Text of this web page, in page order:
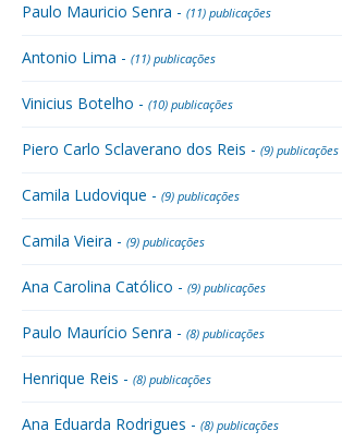
Paulo Mauricio Senra - (11) publicações
Antonio Lima - (11) publicações
Vinicius Botelho - (10) publicações
Piero Carlo Sclaverano dos Reis - (9) publicações
Camila Ludovique - (9) publicações
Camila Vieira - (9) publicações
Ana Carolina Católico - (9) publicações
Paulo Maurício Senra - (8) publicações
Henrique Reis - (8) publicações
Ana Eduarda Rodrigues - (8) publicações